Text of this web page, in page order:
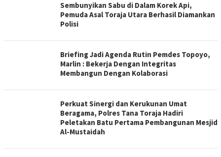
Sembunyikan Sabu di Dalam Korek Api,
Pemuda Asal Toraja Utara Berhasil Diamankan
Polisi
Briefing Jadi Agenda Rutin Pemdes Topoyo,
Marlin : Bekerja Dengan Integritas
Membangun Dengan Kolaborasi
Perkuat Sinergi dan Kerukunan Umat
Beragama, Polres Tana Toraja Hadiri
Peletakan Batu Pertama Pembangunan Mesjid
Al-Mustaidah